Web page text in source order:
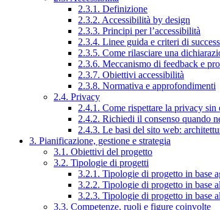
2.3.1. Definizione
2.3.2. Accessibilità by design
2.3.3. Principi per l’accessibilità
2.3.4. Linee guida e criteri di
2.3.5. Come rilasciare una
2.3.6. Meccanismo di feedback e
2.3.7. Obiettivi accessibilità
2.3.8. Normativa e approfondimenti
2.4. Privacy
2.4.1. Come rispettare la privacy
2.4.2. Richiedi il consenso quando
2.4.3. Le basi del sito web:
3. Pianificazione, gestione e strategia
3.1. Obiettivi del progetto
3.2. Tipologie di progetti
3.2.1. Tipologie di progetto in base
3.2.2. Tipologie di progetto in base
3.2.3. Tipologie di progetto in base
3.3. Competenze, ruoli e figure coinvolte